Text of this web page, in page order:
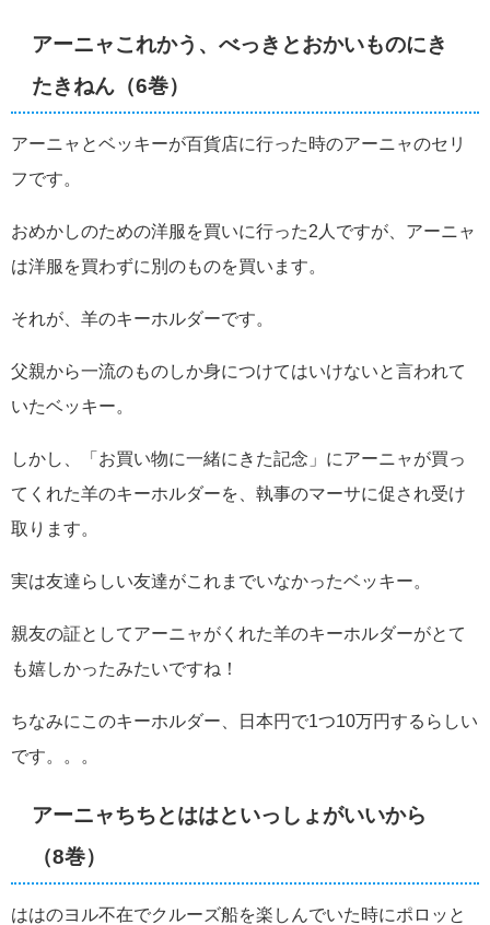
アーニャこれかう、べっきとおかいものにき
たきねん（6巻）
アーニャとベッキーが百貨店に行った時のアーニャのセリ
フです。
おめかしのための洋服を買いに行った2人ですが、アーニャ
は洋服を買わずに別のものを買います。
それが、羊のキーホルダーです。
父親から一流のものしか身につけてはいけないと言われて
いたベッキー。
しかし、「お買い物に一緒にきた記念」にアーニャが買っ
てくれた羊のキーホルダーを、執事のマーサに促され受け
取ります。
実は友達らしい友達がこれまでいなかったベッキー。
親友の証としてアーニャがくれた羊のキーホルダーがとて
も嬉しかったみたいですね！
ちなみにこのキーホルダー、日本円で1つ10万円するらしい
です。。。
アーニャちちとははといっしょがいいから
（8巻）
ははのヨル不在でクルーズ船を楽しんでいた時にポロッと